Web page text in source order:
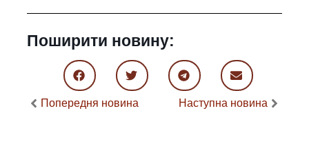
Поширити новину:
Попередня новина Наступна новина